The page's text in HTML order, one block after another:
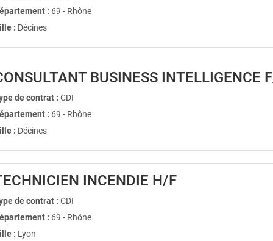
: 69 - Rhône
: Décines
BUSINESS INTELLIGENCE
de contrat : CDI
: 69 - Rhône
: Décines
INCENDIE H/F(Nouvelle
de contrat : CDI
: 69 - Rhône
: Lyon